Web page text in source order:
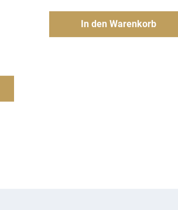
Preis
war:
Preis
ist:
In den Warenkorb
Hinzufügen